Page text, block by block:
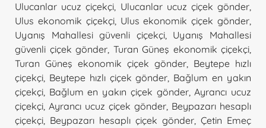
Ulucanlar ucuz çiçekçi, Ulucanlar ucuz çiçek gönder,
Ulus ekonomik çiçekçi, Ulus ekonomik çiçek gönder,
Uyanış Mahallesi güvenli çiçekçi, Uyanış Mahallesi
güvenli çiçek gönder, Turan Güneş ekonomik çiçekçi,
Turan Güneş ekonomik çiçek gönder, Beytepe hızlı
çiçekçi, Beytepe hızlı çiçek gönder, Bağlum en yakın
çiçekçi, Bağlum en yakın çiçek gönder,Ayrancı ucuz
çiçekçi, Ayrancı ucuz çiçek gönder, Beypazarı hesaplı
çiçekçi, Beypazarı hesaplı çiçek gönder, Çetin Emeç